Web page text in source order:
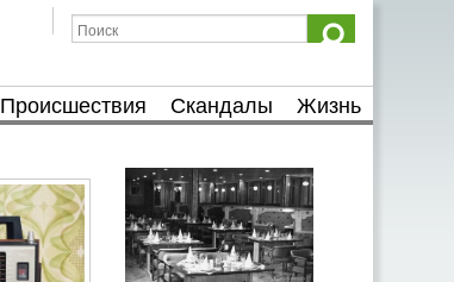
Происшествия Скандалы Жизнь